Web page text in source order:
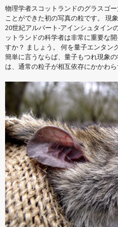
物理学者スコットランドのグラスゴ
ことができた初の写真の粒です。 現
20世紀アルバート-アインシュタイン
ットランドの科学者は非常に重要な
すか？ ましょう。 何を量子エンタン
簡単に言うならば、量子もつれ現象
は、通常の粒子が相互依存にかかわ